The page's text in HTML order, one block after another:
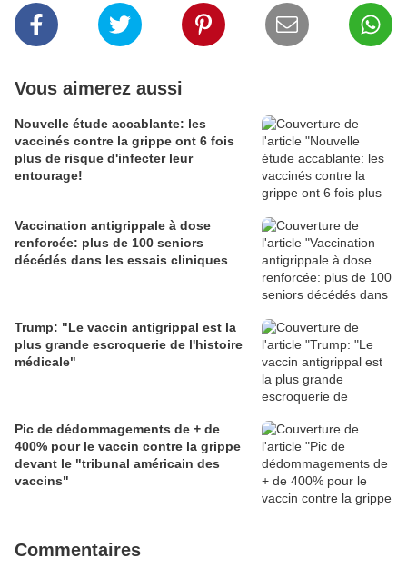
Vous aimerez aussi
Nouvelle étude accablante: les
vaccinés contre la grippe ont 6 fois
plus de risque d'infecter leur
entourage!
Vaccination antigrippale à dose
renforcée: plus de 100 seniors
décédés dans les essais cliniques
Trump: "Le vaccin antigrippal est la
plus grande escroquerie de l'histoire
médicale"
Pic de dédommagements de + de
400% pour le vaccin contre la grippe
devant le "tribunal américain des
vaccins"
Commentaires